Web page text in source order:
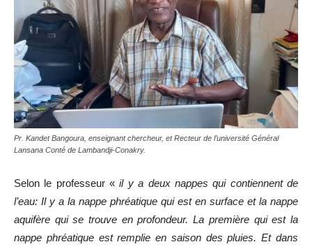
Pr. Kandet Bangoura, enseignant chercheur, et Recteur de l’université Général
Lansana Conté de Lambandji-Conakry.
Selon le professeur «il y a deux nappes qui contiennent de
l’eau: Il y a la nappe phréatique qui est en surface et la nappe
aquifère qui se trouve en profondeur. La première qui est la
nappe phréatique est remplie en saison des pluies. Et dans